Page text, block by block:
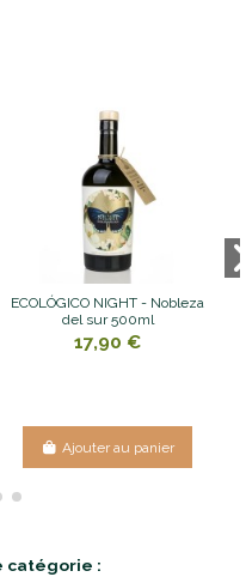
ECOLÓGICO NIGHT - Nobleza
del sur 500ml
17,90 €
Ajouter au panier
catégorie :